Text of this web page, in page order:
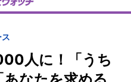
人に！「うち